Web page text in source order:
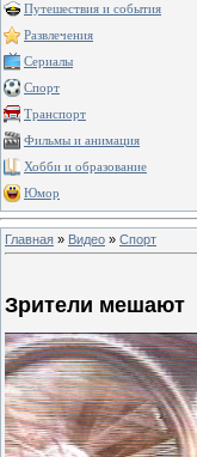
Путешествия и события
Развлечения
Сериалы
Спорт
Транспорт
Фильмы и анимация
Хобби и образование
Юмор
Главная » Видео » Спорт
Зрители мешают